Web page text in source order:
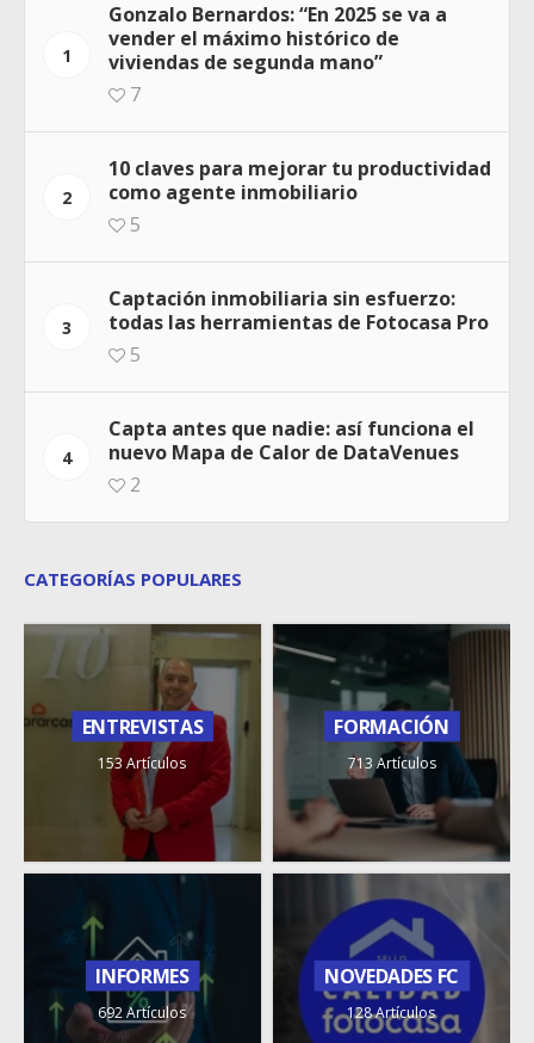
1
Gonzalo Bernardos: “En 2025 se va a
vender el máximo histórico de
viviendas de segunda mano”
7
2
10 claves para mejorar tu productividad
como agente inmobiliario
5
3
Captación inmobiliaria sin esfuerzo:
todas las herramientas de Fotocasa Pro
5
4
Capta antes que nadie: así funciona el
nuevo Mapa de Calor de DataVenues
2
CATEGORÍAS POPULARES
ENTREVISTAS
153 Artículos
FORMACIÓN
713 Artículos
INFORMES
692 Artículos
NOVEDADES FC
128 Artículos